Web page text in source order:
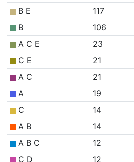
B E
117
B
106
A C E
23
C E
21
A C
21
A
19
C
14
A B
14
A B C
12
C D
12